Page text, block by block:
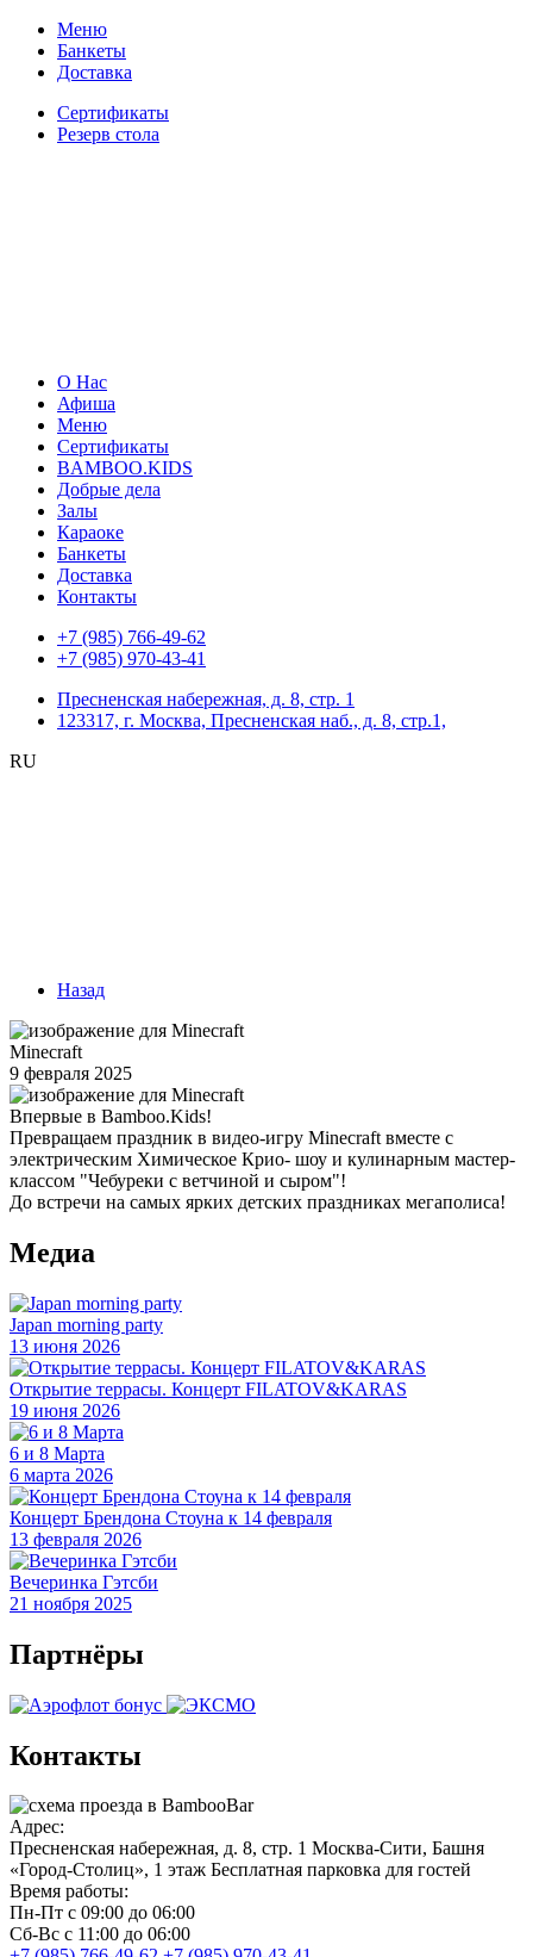
Меню
Банкеты
Доставка
Сертификаты
Резерв стола
О Нас
Афиша
Меню
Сертификаты
BAMBOO.KIDS
Добрые дела
Залы
Караоке
Банкеты
Доставка
Контакты
+7 (985) 766-49-62
+7 (985) 970-43-41
Пресненская набережная, д. 8, стр. 1
123317, г. Москва, Пресненская наб., д. 8, стр.1,
RU
Назад
Minecraft
9 февраля 2025
Впервые в Bamboo.Kids!
Превращаем праздник в видео-игру Minecraft вместе с
электрическим Химическое Крио- шоу и кулинарным мастер-
классом "Чебуреки с ветчиной и сыром"!
До встречи на самых ярких детских праздниках мегаполиса!
Медиа
Japan morning party
13 июня 2026
Открытие террасы. Концерт FILATOV&KARAS
19 июня 2026
6 и 8 Марта
6 марта 2026
Концерт Брендона Стоуна к 14 февраля
13 февраля 2026
Вечеринка Гэтсби
21 ноября 2025
Партнёры
Контакты
Адрес:
Пресненская набережная, д. 8, стр. 1 Москва-Сити, Башня
«Город-Столиц», 1 этаж Бесплатная парковка для гостей
Время работы:
Пн-Пт с 09:00 до 06:00
Сб-Вс с 11:00 до 06:00